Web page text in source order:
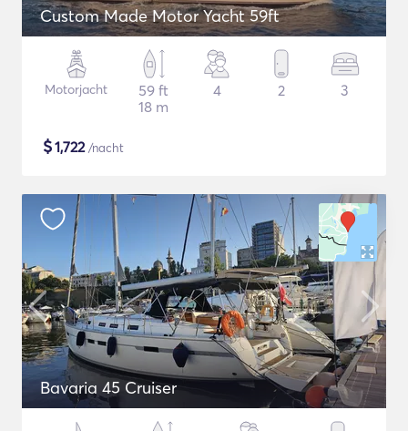
Custom Made Motor Yacht 59ft
Motorjacht
59 ft
18 m
4 2 3
$1,722/nacht
Bavaria 45 Cruiser